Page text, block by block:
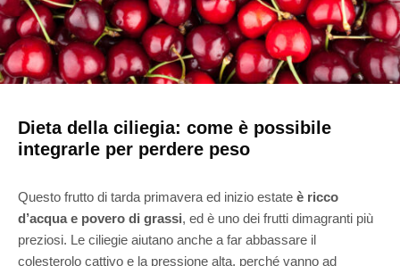
Dieta della ciliegia: come è possibile
integrarle per perdere peso
Questo frutto di tarda primavera ed inizio estate è ricco
d’acqua e povero di grassi, ed è uno dei frutti dimagranti più
preziosi. Le ciliegie aiutano anche a far abbassare il
colesterolo cattivo e la pressione alta, perché vanno ad